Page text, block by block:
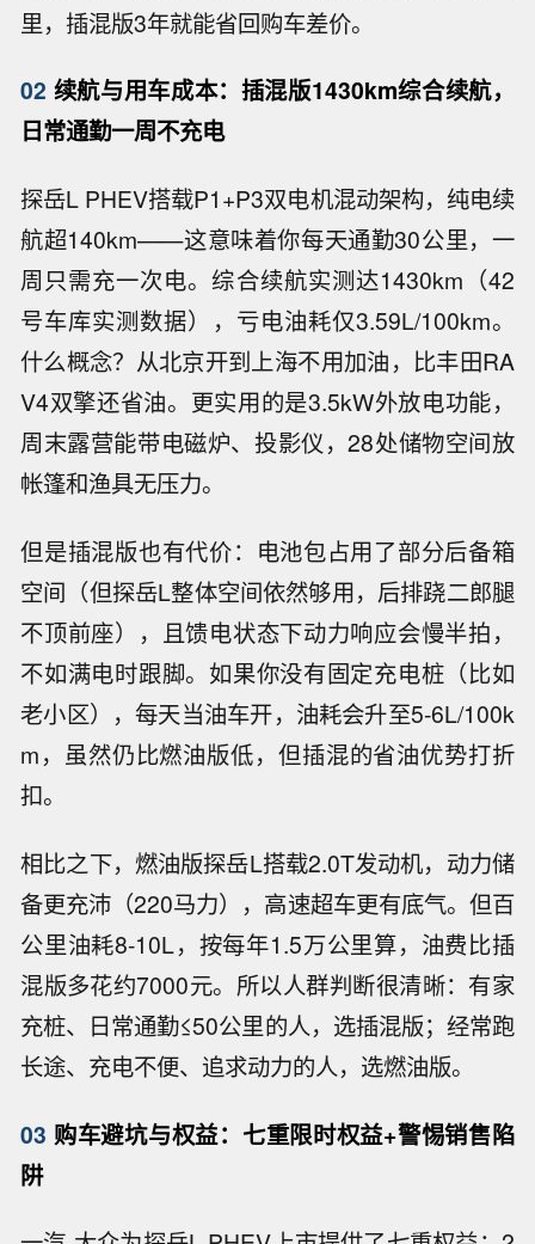
里，插混版3年就能省回购车差价。
02 续航与用车成本：插混版1430km综合续航，
日常通勤一周不充电
探岳L PHEV搭载P1+P3双电机混动架构，纯电续
航超140km——这意味着你每天通勤30公里，一
周只需充一次电。综合续航实测达1430km（42
号车库实测数据），亏电油耗仅3.59L/100km。
什么概念？从北京开到上海不用加油，比丰田RA
V4双擎还省油。更实用的是3.5kW外放电功能，
周末露营能带电磁炉、投影仪，28处储物空间放
帐篷和渔具无压力。
但是插混版也有代价：电池包占用了部分后备箱
空间（但探岳L整体空间依然够用，后排跷二郎腿
不顶前座），且馈电状态下动力响应会慢半拍，
不如满电时跟脚。如果你没有固定充电桩（比如
老小区），每天当油车开，油耗会升至5-6L/100k
m，虽然仍比燃油版低，但插混的省油优势打折
扣。
相比之下，燃油版探岳L搭载2.0T发动机，动力储
备更充沛（220马力），高速超车更有底气。但百
公里油耗8-10L，按每年1.5万公里算，油费比插
混版多花约7000元。所以人群判断很清晰：有家
充桩、日常通勤≤50公里的人，选插混版；经常跑
长途、充电不便、追求动力的人，选燃油版。
03 购车避坑与权益：七重限时权益+警惕销售陷
阱